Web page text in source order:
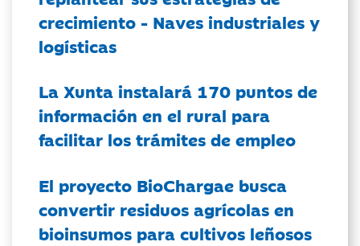
crecimiento - Naves industriales y
logísticas
La Xunta instalará 170 puntos de
información en el rural para
facilitar los trámites de empleo
El proyecto BioChargae busca
convertir residuos agrícolas en
bioinsumos para cultivos leñosos